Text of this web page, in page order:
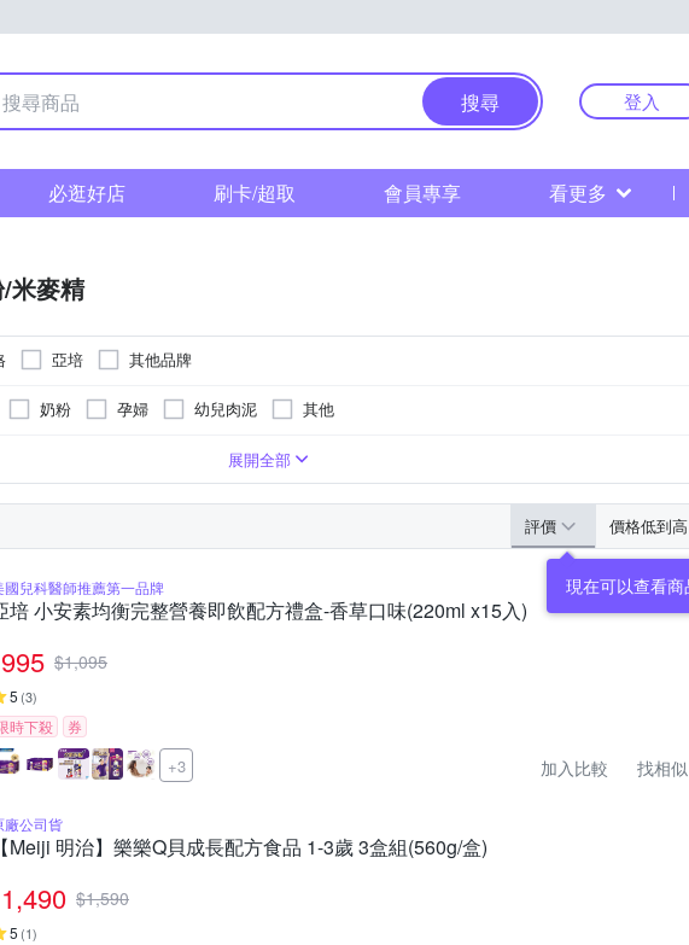
搜尋 登入
必逛好店 刷卡/超取 會員專享 看更多
米麥精
亞培 其他品牌
奶粉 孕婦 幼兒肉泥
其他
-
如外包裝所示
A 122102473-00000-9
展開全部
評價 價格低到高
國兒科醫師推薦第一品牌
培 小安素均衡完整營養即飲配方禮盒-香草口味(220ml x15入)
995 $1,095
5 (3)
時下殺 券
+3 加入比較 找相似
廠公司貨
Meiji 明治】樂樂Q貝成長配方食品 1-3歲 3盒組(560g/盒)
1,490 $1,590
5 (1)